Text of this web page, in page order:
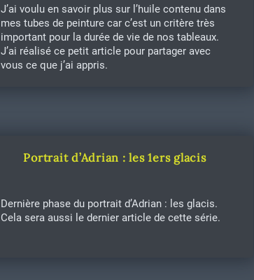
J’ai voulu en savoir plus sur l’huile contenu dans
mes tubes de peinture car c’est un critère très
important pour la durée de vie de nos tableaux.
J’ai réalisé ce petit article pour partager avec
vous ce que j’ai appris.
Portrait d’Adrian : les 1ers glacis
Dernière phase du portrait d’Adrian : les glacis.
Cela sera aussi le dernier article de cette série.